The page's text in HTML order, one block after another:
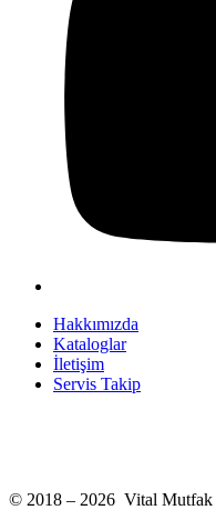
Hakkımızda
Kataloglar
İletişim
Servis Takip
© 2018 – 2026 Vital Mutfak |